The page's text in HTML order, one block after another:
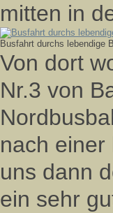
mitten in
Busfahrt durchs lebendige
Von dort
Nr.3 von
nach
uns dann
ein sehr